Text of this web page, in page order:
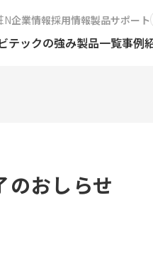
企業情報採用情報製品サポート
テックの強み製品一覧事例
おしらせ